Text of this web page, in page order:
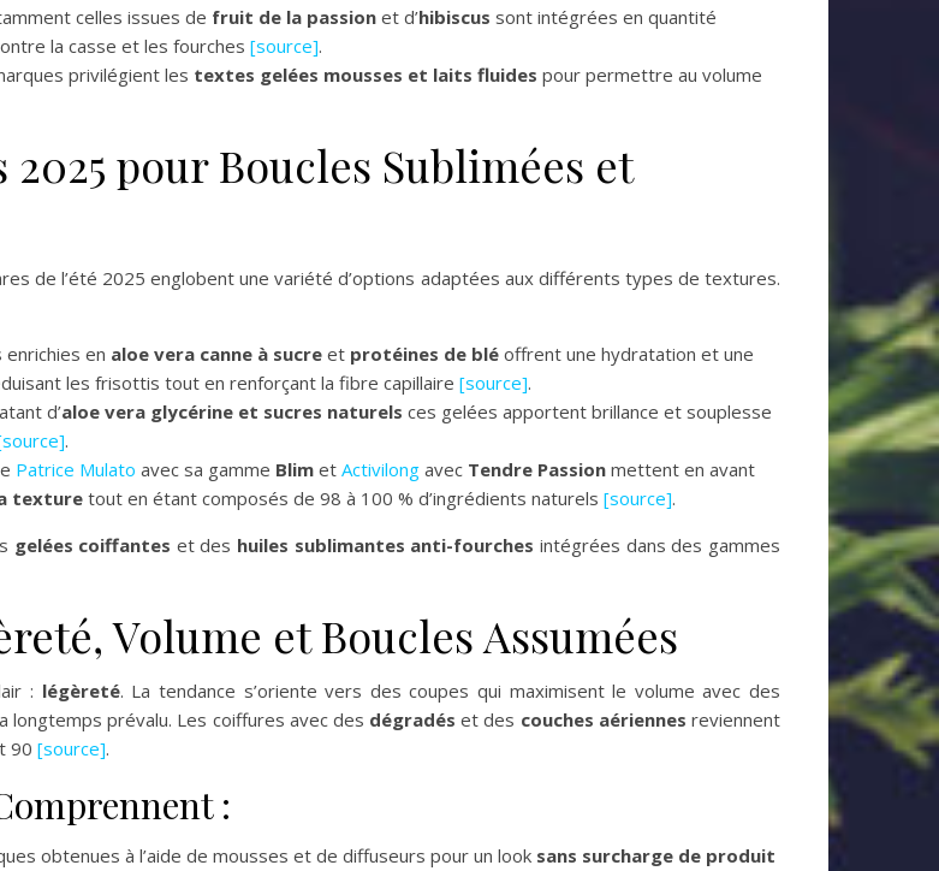
celles issues de fruit de la passion et d’hibiscus sont intégrées en quantité
la casse et les fourches [source].
privilégient les textes gelées mousses et laits fluides pour permettre au volume
pour Boucles Sublimées et
de l’été 2025 englobent une variété d’options adaptées aux différents types de textures.
enrichies en aloe vera canne à sucre et protéines de blé offrent une hydratation et une
les frisottis tout en renforçant la fibre capillaire [source].
d’aloe vera glycérine et sucres naturels ces gelées apportent brillance et souplesse
.
Patrice Mulato avec sa gamme Blim et Activilong avec Tendre Passion mettent en avant
texturetout en étant composés de 98 à 100 % d’ingrédients naturels [source].
gelées coiffantes et des huiles sublimantes anti-fourches intégrées dans des gammes
Volume et Boucles Assumées
: légèreté. La tendance s’oriente vers des coupes qui maximisent le volume avec des
longtemps prévalu. Les coiffures avec des dégradés et des couches aériennes reviennent
90 [source].
:
obtenues à l’aide de mousses et de diffuseurs pour un look sans surcharge de produit